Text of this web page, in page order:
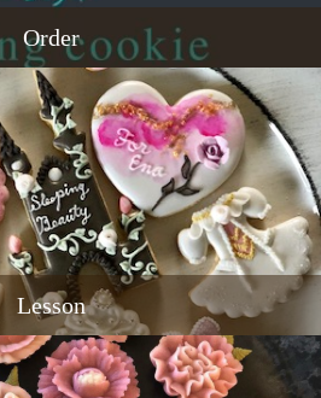
Order
Lesson